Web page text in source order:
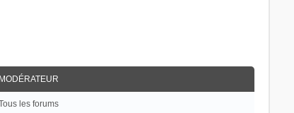
MODÉRATEUR
les forums